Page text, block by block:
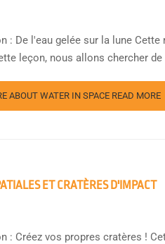
: De l'eau gelée sur la lune Cette
leçon, nous allons chercher
ABOUT WATER IN SPACE READ MORE
ET CRATÈRES D'IMPACT
: Créez vos propres cratères !